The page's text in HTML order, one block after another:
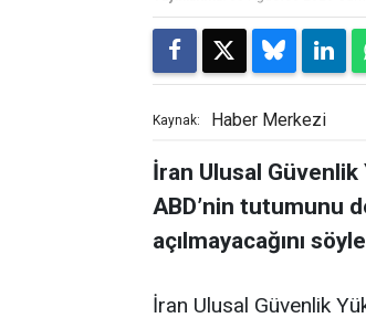
Kaynak: Haber Merkezi
İran Ulusal
ABD’nin tutumunu
açılmayacağını
İran Ulusal Güvenlik